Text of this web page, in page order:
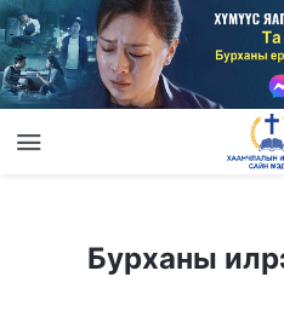
Бурханы